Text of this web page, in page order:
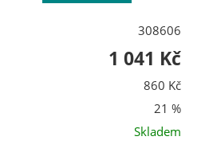
308606
1 041 Kč
860 Kč
21 %
Skladem